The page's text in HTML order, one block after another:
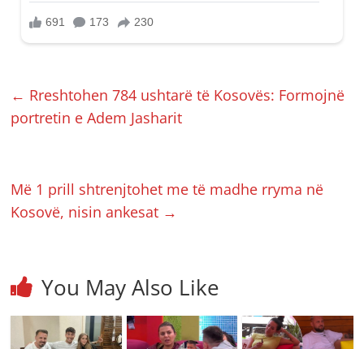
← Rreshtohen 784 ushtarë të Kosovës: Formojnë
portretin e Adem Jasharit
Më 1 prill shtrenjtohet me të madhe rryma në
Kosovë, nisin ankesat →
You May Also Like